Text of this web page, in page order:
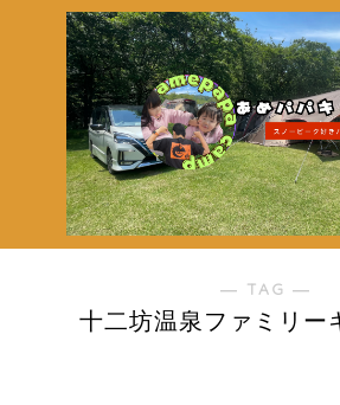
― TAG ―
十二坊温泉ファミリー